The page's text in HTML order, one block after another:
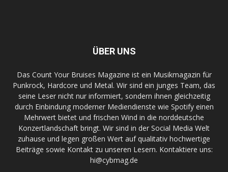
ÜBER UNS
Das Count Your Bruises Magazine ist ein Musikmagazin für
Punkrock, Hardcore und Metal. Wir sind ein junges Team, das
seine Leser nicht nur informiert, sondern ihnen gleichzeitig
durch Einbindung moderner Mediendienste wie Spotify einen
Mehrwert bietet und frischen Wind in die norddeutsche
Konzertlandschaft bringt. Wir sind in der Social Media Welt
zuhause und legen großen Wert auf qualitativ hochwertige
Beiträge sowie Kontakt zu unseren Lesern. Kontaktiere uns:
hi@cybmag.de